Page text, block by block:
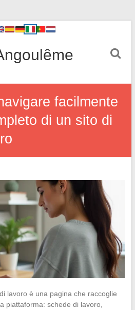
facilmente
di un sito di
lavoro è una pagina che raccoglie
piattaforma: schede di lavoro,